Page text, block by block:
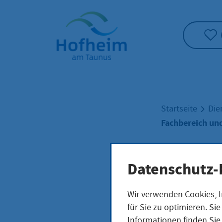
Startseite"
Startseite
Fachbereich
Wir verwenden
für Sie zu optimieren.